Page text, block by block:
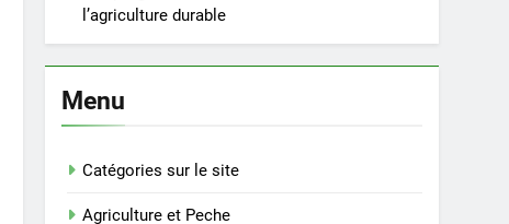
l’agriculture durable
Menu
Catégories sur le site
Agriculture et Peche